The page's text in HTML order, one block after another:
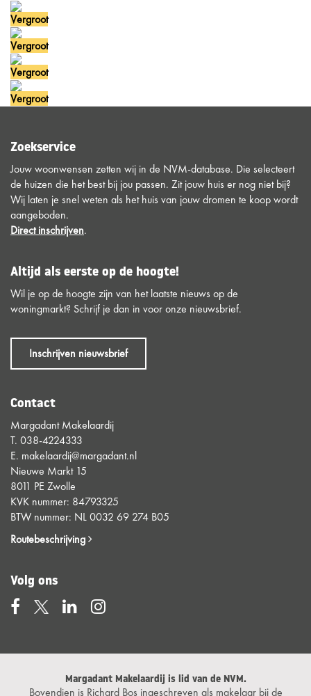
Vergroot
Vergroot
Vergroot
Vergroot
Zoekservice
Jouw woonwensen zetten wij in de NVM-database. Die selecteert
de huizen die het best bij jou passen. Zit jouw huis er nog niet bij?
Wij laten je snel weten als het huis van jouw dromen te koop wordt
aangeboden.
Direct inschrijven.
Altijd als eerste op de hoogte!
Wil je op de hoogte zijn van het laatste nieuws op de
woningmarkt? Schrijf je dan in voor onze nieuwsbrief.
Inschrijven nieuwsbrief
Contact
Margadant Makelaardij
T. 038-4224333
E. makelaardij@margadant.nl
Nieuwe Markt 15
8011 PE Zwolle
KVK nummer: 84793325
BTW nummer: NL 0032 69 274 B05
Routebeschrijving
Volg ons
Margadant Makelaardij is lid van de NVM.
Bovendien is Richard Bos ingeschreven als makelaar bij de